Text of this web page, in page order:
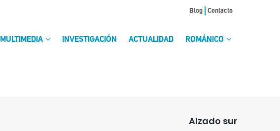
Blog Contacto
MULTIMEDIA INVESTIGACIÓN ACTUALIDAD ROMÁNICO
Alzado sur